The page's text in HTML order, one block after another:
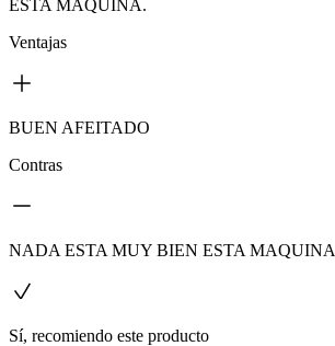
ESTA MAQUINA.
Ventajas
BUEN AFEITADO
Contras
NADA ESTA MUY BIEN ESTA MAQUINA
Sí, recomiendo este producto